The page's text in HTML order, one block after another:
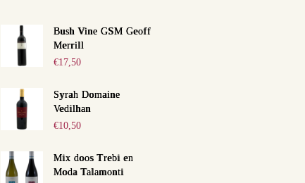
Bush Vine GSM Geoff
Merrill
€17,50
Syrah Domaine
Vedilhan
€10,50
Mix doos Trebi en
Moda Talamonti